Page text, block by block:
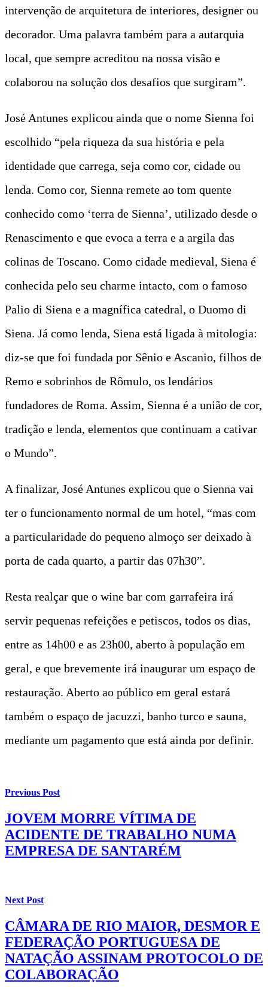
intervenção de arquitetura de interiores, designer ou
decorador. Uma palavra também para a autarquia
local, que sempre acreditou na nossa visão e
colaborou na solução dos desafios que surgiram”.
José Antunes explicou ainda que o nome Sienna foi
escolhido “pela riqueza da sua história e pela
identidade que carrega, seja como cor, cidade ou
lenda. Como cor, Sienna remete ao tom quente
conhecido como ‘terra de Sienna’, utilizado desde o
Renascimento e que evoca a terra e a argila das
colinas de Toscano. Como cidade medieval, Siena é
conhecida pelo seu charme intacto, com o famoso
Palio di Siena e a magnífica catedral, o Duomo di
Siena. Já como lenda, Siena está ligada à mitologia:
diz-se que foi fundada por Sênio e Ascanio, filhos de
Remo e sobrinhos de Rômulo, os lendários
fundadores de Roma. Assim, Sienna é a união de cor,
tradição e lenda, elementos que continuam a cativar
o Mundo”.
A finalizar, José Antunes explicou que o Sienna vai
ter o funcionamento normal de um hotel, “mas com
a particularidade do pequeno almoço ser deixado à
porta de cada quarto, a partir das 07h30”.
Resta realçar que o wine bar com garrafeira irá
servir pequenas refeições e petiscos, todos os dias,
entre as 14h00 e as 23h00, aberto à população em
geral, e que brevemente irá inaugurar um espaço de
restauração. Aberto ao público em geral estará
também o espaço de jacuzzi, banho turco e sauna,
mediante um pagamento que está ainda por definir.
Previous Post
JOVEM MORRE VÍTIMA DE
ACIDENTE DE TRABALHO NUMA
EMPRESA DE SANTARÉM
Next Post
CÂMARA DE RIO MAIOR, DESMOR E
FEDERAÇÃO PORTUGUESA DE
NATAÇÃO ASSINAM PROTOCOLO DE
COLABORAÇÃO